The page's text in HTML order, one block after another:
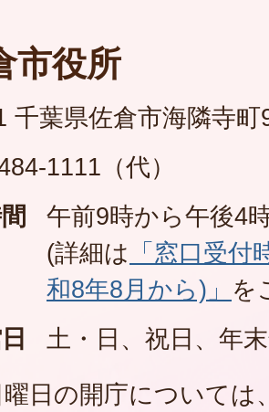
市役所
千葉県佐倉市海隣寺町
1111（代）
午前9時から午後4
(詳細は 「窓口受
和8年8月から)」 を
土・日、祝日、年
日の開庁については